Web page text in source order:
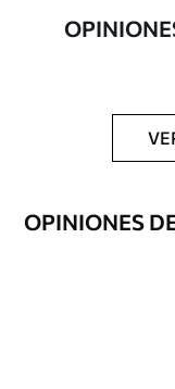
Adicionalmente
Método de
OPINIONES